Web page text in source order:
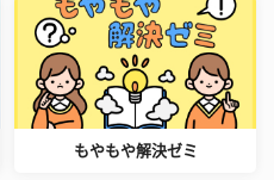
もやもや解決ゼミ